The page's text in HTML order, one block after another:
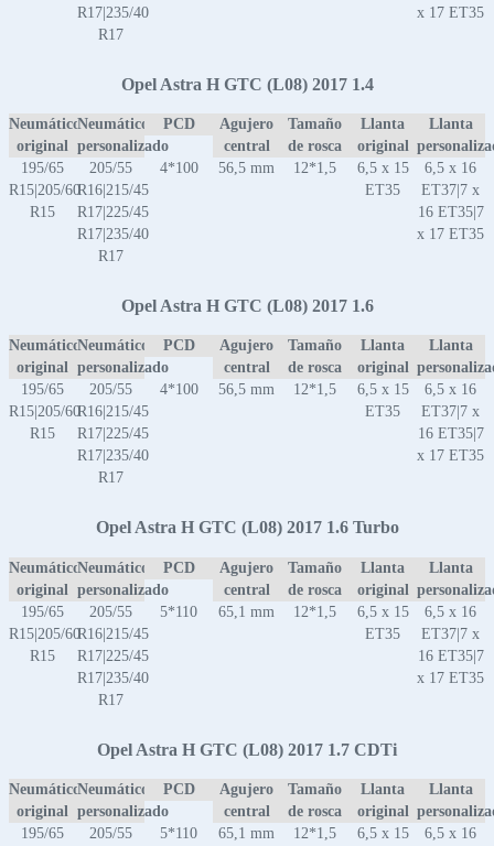
R17|235/40
R17
x 17 ET35
Opel Astra H GTC (L08) 2017 1.4
Neumático
original
Neumático
personalizado
PCD
Agujero
central
Tamaño
de rosca
Llanta
original
Llanta
195/65
R15|205/60
R15
205/55
R16|215/45
R17|225/45
R17|235/40
R17
4*100 56,5 mm 12*1,5
6,5 x 15
ET35
6,5 x 16
ET37|7 x
16 ET35|7
x 17 ET35
Opel Astra H GTC (L08) 2017 1.6
Neumático
original
Neumático
personalizado
PCD
Agujero
central
Tamaño
de rosca
Llanta
original
Llanta
195/65
R15|205/60
R15
205/55
R16|215/45
R17|225/45
R17|235/40
R17
4*100 56,5 mm 12*1,5
6,5 x 15
ET35
6,5 x 16
ET37|7 x
16 ET35|7
x 17 ET35
Opel Astra H GTC (L08) 2017 1.6 Turbo
Neumático
original
Neumático
personalizado
PCD
Agujero
central
Tamaño
de rosca
Llanta
original
Llanta
195/65
R15|205/60
R15
205/55
R16|215/45
R17|225/45
R17|235/40
R17
5*110 65,1 mm 12*1,5
6,5 x 15
ET35
6,5 x 16
ET37|7 x
16 ET35|7
x 17 ET35
Opel Astra H GTC (L08) 2017 1.7 CDTi
Neumático
original
Neumático
personalizado
PCD
Agujero
central
Tamaño
de rosca
Llanta
original
Llanta
195/65
205/55
5*110 65,1 mm 12*1,5
6,5 x 15
6,5 x 16